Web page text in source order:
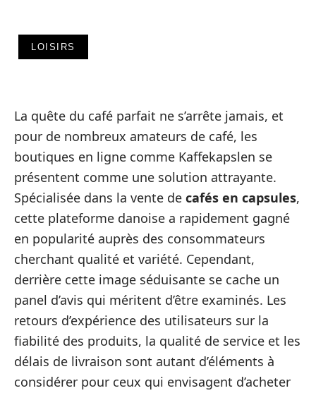
LOISIRS
La quête du café parfait ne s’arrête jamais, et
pour de nombreux amateurs de café, les
boutiques en ligne comme Kaffekapslen se
présentent comme une solution attrayante.
Spécialisée dans la vente de cafés en capsules,
cette plateforme danoise a rapidement gagné
en popularité auprès des consommateurs
cherchant qualité et variété. Cependant,
derrière cette image séduisante se cache un
panel d’avis qui méritent d’être examinés. Les
retours d’expérience des utilisateurs sur la
fiabilité des produits, la qualité de service et les
délais de livraison sont autant d’éléments à
considérer pour ceux qui envisagent d’acheter